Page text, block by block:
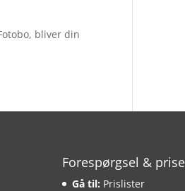
bliver din
Forespørgsel &
Gå til: Prislister